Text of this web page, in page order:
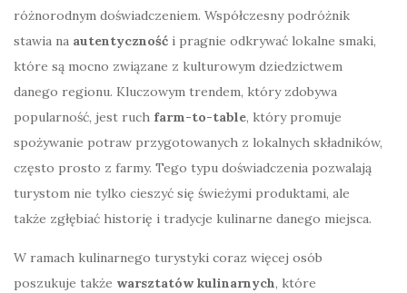
różnorodnym doświadczeniem. Współczesny podróżnik
stawia na autentyczność i pragnie odkrywać lokalne smaki,
które są mocno związane z kulturowym dziedzictwem
danego regionu. Kluczowym trendem, który zdobywa
popularność, jest ruch farm-to-table, który promuje
spożywanie potraw przygotowanych z lokalnych składników,
często prosto z farmy. Tego typu doświadczenia pozwalają
turystom nie tylko cieszyć się świeżymi produktami, ale
także zgłębiać historię i tradycje kulinarne danego miejsca.
W ramach kulinarnego turystyki coraz więcej osób
poszukuje także warsztatów kulinarnych, które